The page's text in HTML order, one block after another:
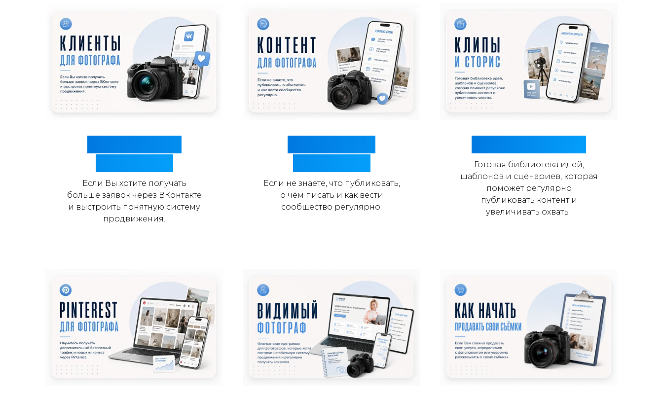
Если Вы хотите получать
больше заявок через ВКонтакте
и выстроить понятную систему
продвижения.
Если не знаете, что публиковать,
о чём писать и как вести
сообщество регулярно.
Готовая библиотека идей,
шаблонов и сценариев, которая
поможет регулярно
публиковать контент и
увеличивать охваты.